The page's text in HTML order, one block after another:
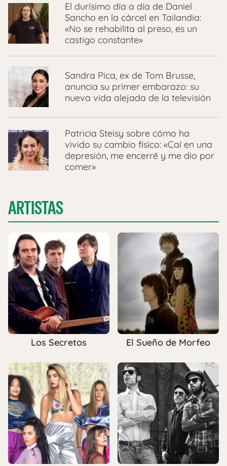
El durísimo día a día de Daniel
Sancho en la cárcel en Tailandia:
«No se rehabilita al preso, es un
castigo constante»
Sandra Pica, ex de Tom Brusse,
anuncia su primer embarazo: su
nueva vida alejada de la televisión
Patricia Steisy sobre cómo ha
vivido su cambio físico: «Caí en una
depresión, me encerré y me dio por
comer»
ARTISTAS
Los Secretos El Sueño de Morfeo